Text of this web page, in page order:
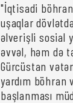
"İqtisadi
uşaqlar
əlverişli sosial
əvvəl, həm də
Gürcüstan
yardım böhran
başlanması